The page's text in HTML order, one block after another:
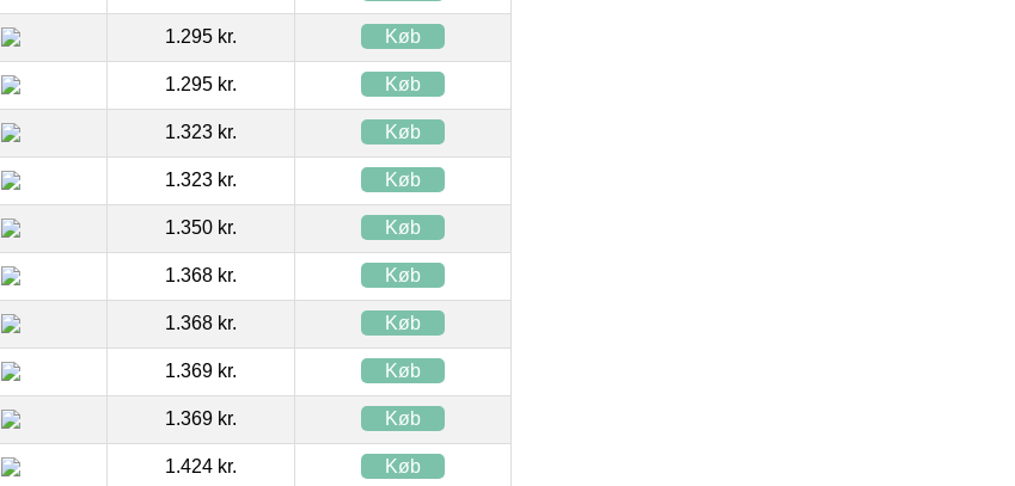
1.295 kr. Køb
1.295 kr. Køb
1.323 kr. Køb
1.323 kr. Køb
1.350 kr. Køb
1.368 kr. Køb
1.368 kr. Køb
1.369 kr. Køb
1.369 kr. Køb
1.424 kr. Køb